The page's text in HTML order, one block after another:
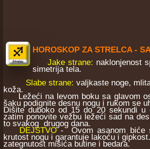
HOROSKOP ZA STRELCA -
Jake strane: naklonjenost
simetrija tela.
Slabe strane: valjkaste noge,
koža.
Ležeći na levom boku sa glavom
šaku podignite desnu nogu i rukom se
Dišite duboko od 15 do 20 sekundi u
zatim ponovite vežbu ležeći sad na
to svakog drugog dana.
DEJSTVO- Ovom asanom biće
krutost nogu i garantuje lakoću i
zategnutost mišića butine i bedara.